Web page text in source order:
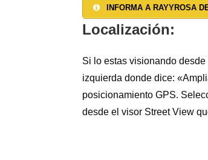
JARDÍN: SI
ALOJAMIENTO PRIVADO:
DUCHAS: 2
LAVADORA: SI (coste
LAVADERO: SI
CALEFACCIÓN: SI
SÁBANAS: NO
INTERNET WI-FI: NO
INFORMA A RAYYROSA
Localización:
Si lo estas visionando
izquierda donde dice:
posicionamiento GPS.
desde el visor Street View